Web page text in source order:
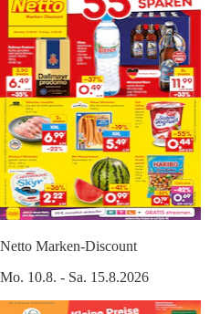
Netto Marken-Discount
Mo. 10.8. - Sa. 15.8.2026